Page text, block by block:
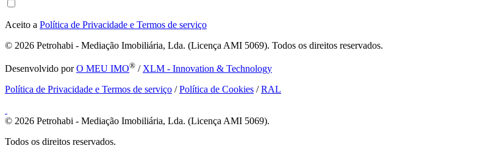
Aceito a Política de Privacidade e Termos de serviço
© 2026 Petrohabi - Mediação Imobiliária, Lda. (Licença AMI 5069). Todos os direitos reservados.
Desenvolvido porO MEU IMO® / XLM - Innovation & Technology
Política de Privacidade e Termos de serviço /Política de Cookies /RAL
© 2026 Petrohabi - Mediação Imobiliária, Lda. (Licença AMI 5069).
Todos os direitos reservados.